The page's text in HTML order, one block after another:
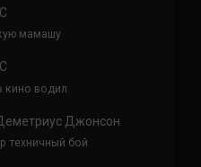
мамашу
кино водил
Джонсон
техничный бой